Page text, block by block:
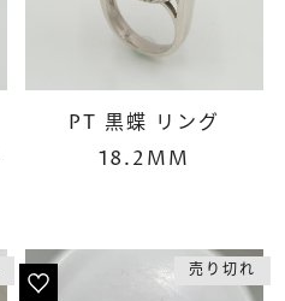
PT 黒蝶 リング
18.2MM
売り切れ